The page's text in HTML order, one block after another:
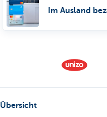
Im Ausland
Übersicht